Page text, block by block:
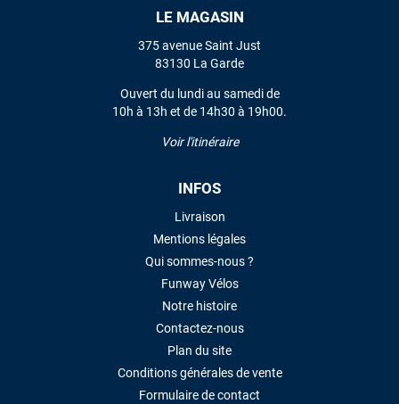
LE MAGASIN
375 avenue Saint Just
83130 La Garde
Ouvert du lundi au samedi de
10h à 13h et de 14h30 à 19h00.
Voir l'itinéraire
INFOS
Livraison
Mentions légales
Qui sommes-nous ?
Funway Vélos
Notre histoire
Contactez-nous
Plan du site
Conditions générales de vente
Formulaire de contact
VOIR TOUS LES AVIS